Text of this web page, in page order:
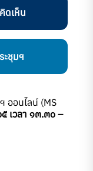
ดเห็น
ะชุมฯ
ออนไลน์ (MS
เวลา ๑๓.๓๐ –